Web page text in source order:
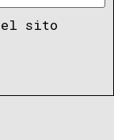
sito